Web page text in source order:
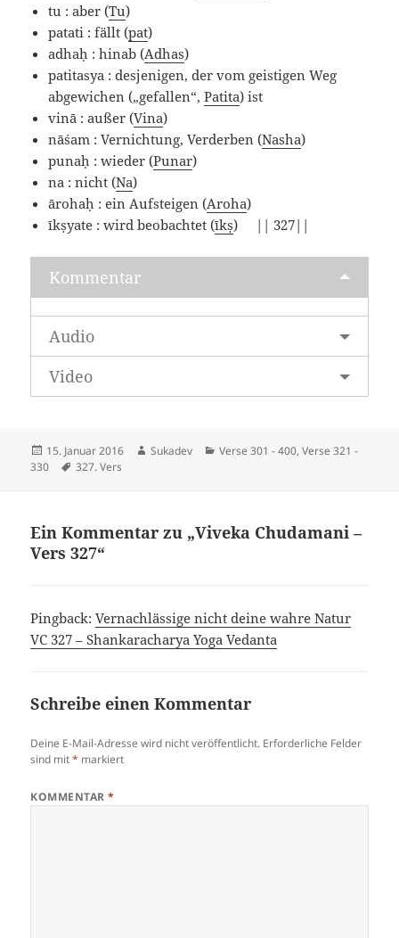
tu : aber (Tu)
patati : fällt (pat)
adhaḥ : hinab (Adhas)
patitasya : desjenigen, der vom geistigen Weg
abgewichen („gefallen“,Patita) ist
vinā : außer (Vina)
nāśam : Vernichtung, Verderben (Nasha)
punaḥ : wieder (Punar)
na : nicht (Na)
ārohaḥ : ein Aufsteigen (Aroha)
īkṣyate : wird beobachtet (īkṣ) || 327||
Kommentar
Audio
Video
Veröffentlicht
am
15. Januar 2016 Autor
Sukadev Kategorien
Verse 301 - 400,Verse 321 -
330
Schlagwörter
327. Vers
Ein Kommentar zu „Viveka Chudamani –
Vers 327“
Pingback:Vernachlässige nicht deine wahre Natur
VC 327 – Shankaracharya Yoga Vedanta
Schreibe einen Kommentar
Deine E-Mail-Adresse wird nicht veröffentlicht. Erforderliche Felder
sind mit* markiert
KOMMENTAR*